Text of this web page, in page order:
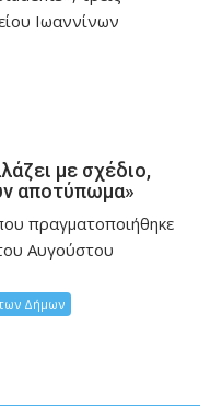
Ιωαννίνων
με σχέδιο,
αποτύπωμα»
πραγματοποιήθηκε
Αυγούστου
Δήμων